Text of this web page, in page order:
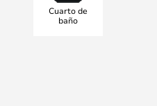
Cuarto de
baño